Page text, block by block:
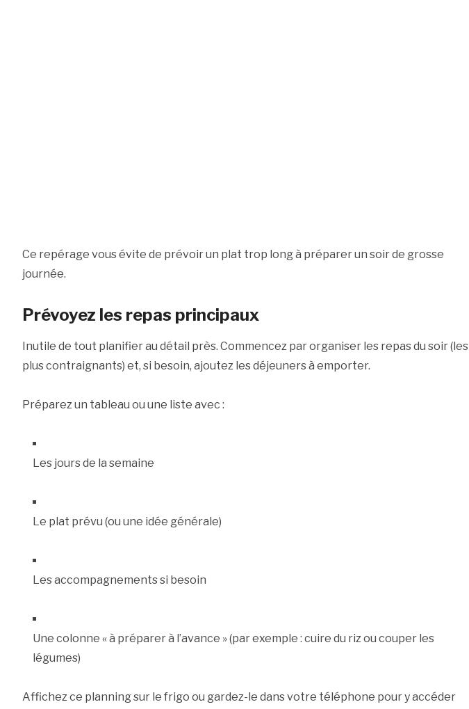
Ce repérage vous évite de prévoir un plat trop long à préparer un soir de grosse
journée.
Prévoyez les repas principaux
Inutile de tout planifier au détail près. Commencez par organiser les repas du soir (les
plus contraignants) et, si besoin, ajoutez les déjeuners à emporter.
Préparez un tableau ou une liste avec :
Les jours de la semaine
Le plat prévu (ou une idée générale)
Les accompagnements si besoin
Une colonne « à préparer à l’avance » (par exemple : cuire du riz ou couper les
légumes)
Affichez ce planning sur le frigo ou gardez-le dans votre téléphone pour y accéder